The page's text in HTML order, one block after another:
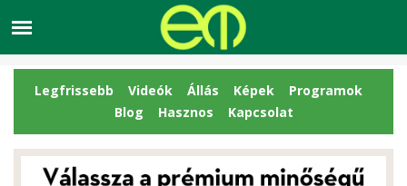
Legfrissebb Videók Állás Képek
Programok
Blog
Hasznos Kapcsolat